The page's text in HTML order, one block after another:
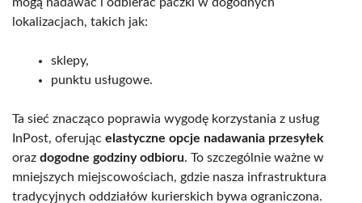
lokalizacjach, takich jak:
sklepy,
punktu usługowe.
Ta sieć znacząco poprawia wygodę korzystania z usług
InPost, oferując elastyczne opcje nadawania przesyłek
oraz dogodne godziny odbioru. To szczególnie ważne w
mniejszych miejscowościach, gdzie nasza infrastruktura
tradycyjnych oddziałów kurierskich bywa ograniczona.